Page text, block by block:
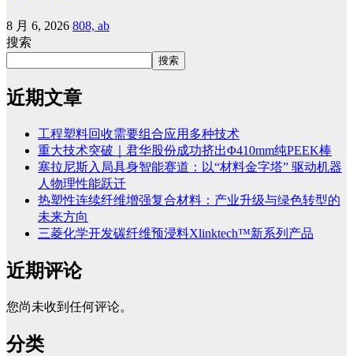
8 月 6, 2026 808, ab
搜索
搜索
近期文章
工程塑料回收需要组合应用多种技术
重大技术突破｜君华股份成功挤出Φ410mm纯PEEK棒
塞拉尼斯入局具身智能赛道：以“材料金字塔” 驱动机器
人物理性能跃迁
热塑性连续纤维增强复合材料：产业升级与绿色转型的
未来方向
三菱化学开发碳纤维预浸料Xlinktech™新系列产品
近期评论
您尚未收到任何评论。
分类